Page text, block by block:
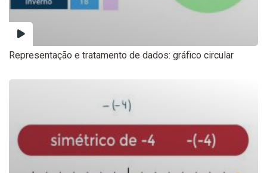
Representação e tratamento de dados: gráfico circular